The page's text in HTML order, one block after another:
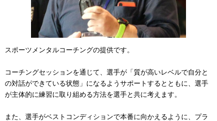
スポーツメンタルコーチングの提供です。
コーチングセッションを通じて、選手が「質が高いレベルで自分と
の対話ができている状態」になるようサポートするとともに、選手
が主体的に練習に取り組める方法を選手と共に考えます。
また、選手がベストコンディションで本番に向かえるように、プラ